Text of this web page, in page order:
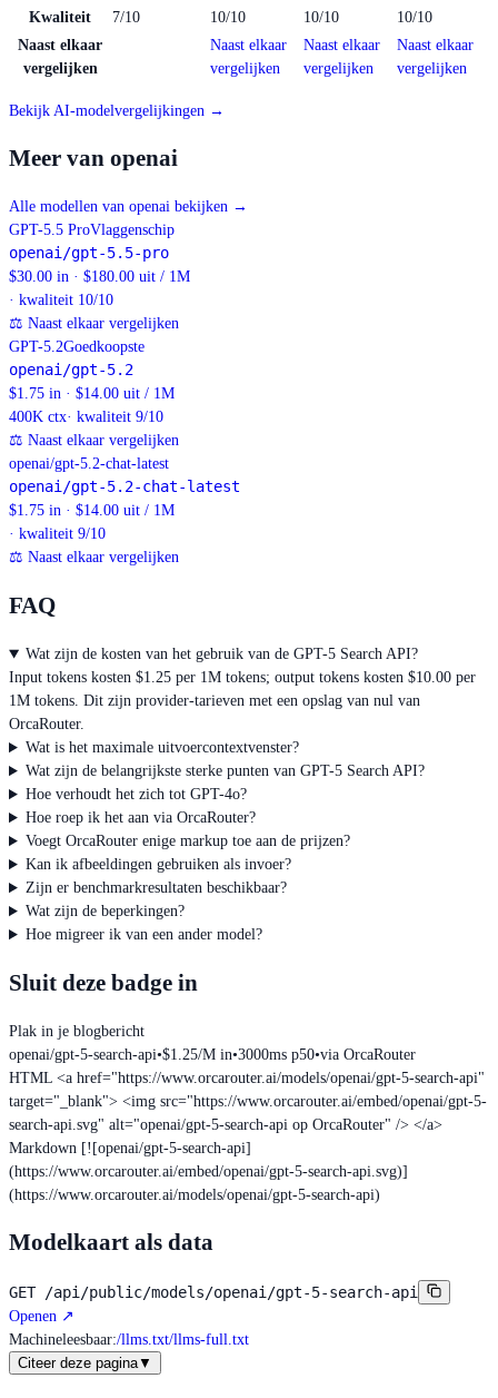
Kwaliteit
7/10 10/10 10/10
10/10
Naast elkaar
vergelijken
Naast elkaar
vergelijken
Naast elkaar
vergelijken
Naast elkaar
vergelijken
Bekijk AI-modelvergelijkingen →
Meer van openai
Alle modellen van openai bekijken →
GPT-5.5 ProVlaggenschip
openai/gpt-5.5-pro
$30.00 in · $180.00 uit / 1M
· kwaliteit 10/10
⚖ Naast elkaar vergelijken
GPT-5.2Goedkoopste
openai/gpt-5.2
$1.75 in · $14.00 uit / 1M
400K ctx· kwaliteit 9/10
⚖ Naast elkaar vergelijken
openai/gpt-5.2-chat-latest
openai/gpt-5.2-chat-latest
$1.75 in · $14.00 uit / 1M
· kwaliteit 9/10
⚖ Naast elkaar vergelijken
FAQ
Wat zijn de kosten van het gebruik van de GPT-5 Search API?
Input tokens kosten $1.25 per 1M tokens; output tokens kosten $10.00 per
1M tokens. Dit zijn provider-tarieven met een opslag van nul van
OrcaRouter.
Wat is het maximale uitvoercontextvenster?
Wat zijn de belangrijkste sterke punten van GPT-5 Search API?
Hoe verhoudt het zich tot GPT-4o?
Hoe roep ik het aan via OrcaRouter?
Voegt OrcaRouter enige markup toe aan de prijzen?
Kan ik afbeeldingen gebruiken als invoer?
Zijn er benchmarkresultaten beschikbaar?
Wat zijn de beperkingen?
Hoe migreer ik van een ander model?
Sluit deze badge in
Plak in je blogbericht
openai/gpt-5-search-api•$1.25/M in•3000ms p50•via OrcaRouter
HTML <a href="https://www.orcarouter.ai/models/openai/gpt-5-search-api"
target="_blank"> <img src="https://www.orcarouter.ai/embed/openai/gpt-5-
search-api.svg" alt="openai/gpt-5-search-api op OrcaRouter" /> </a>
Markdown [![openai/gpt-5-search-api]
(https://www.orcarouter.ai/embed/openai/gpt-5-search-api.svg)]
(https://www.orcarouter.ai/models/openai/gpt-5-search-api)
Modelkaart als data
GET /api/public/models/openai/gpt-5-search-api
Openen ↗
Machineleesbaar:/llms.txt/llms-full.txt
Citeer deze pagina▼